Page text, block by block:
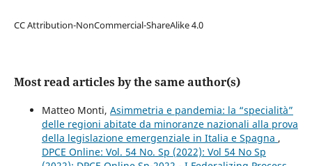
CC Attribution-NonCommercial-ShareAlike 4.0
Most read articles by the same author(s)
Matteo Monti, Asimmetria e pandemia: la “specialità”
delle regioni abitate da minoranze nazionali alla prova
della legislazione emergenziale in Italia e Spagna ,
DPCE Online: Vol. 54 No. Sp (2022): Vol 54 No Sp